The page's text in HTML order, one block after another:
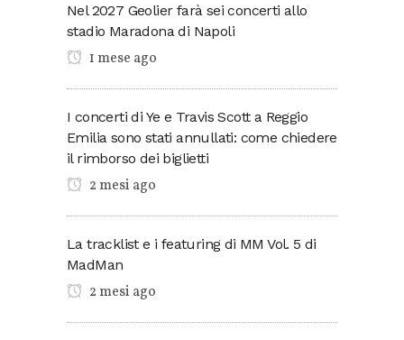
Nel 2027 Geolier farà sei concerti allo
stadio Maradona di Napoli
1 mese ago
I concerti di Ye e Travis Scott a Reggio
Emilia sono stati annullati: come chiedere
il rimborso dei biglietti
2 mesi ago
La tracklist e i featuring di MM Vol. 5 di
MadMan
2 mesi ago